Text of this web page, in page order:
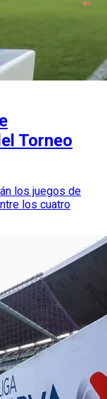
Torneo
los juegos de
los cuatro